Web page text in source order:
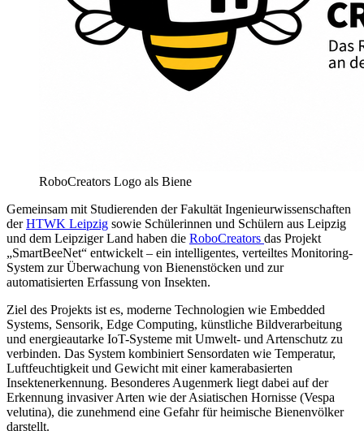
RoboCreators Logo als Biene
Gemeinsam mit Studierenden der Fakultät Ingenieurwissenschaften
derHTWK Leipzig sowie Schülerinnen und Schülern aus Leipzig
und dem Leipziger Land haben die RoboCreators das Projekt
„SmartBeeNet“ entwickelt – ein intelligentes, verteiltes Monitoring-
System zur Überwachung von Bienenstöcken und zur
automatisierten Erfassung von Insekten.
Ziel des Projekts ist es, moderne Technologien wie Embedded
Systems, Sensorik, Edge Computing, künstliche Bildverarbeitung
und energieautarke IoT-Systeme mit Umwelt- und Artenschutz zu
verbinden. Das System kombiniert Sensordaten wie Temperatur,
Luftfeuchtigkeit und Gewicht mit einer kamerabasierten
Insektenerkennung. Besonderes Augenmerk liegt dabei auf der
Erkennung invasiver Arten wie der Asiatischen Hornisse (Vespa
velutina), die zunehmend eine Gefahr für heimische Bienenvölker
darstellt.